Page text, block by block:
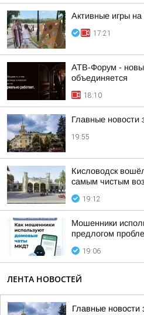
Активные игры на
17:21
АТВ-Форум -
объединяется
18:10
Главные новости
19:55
Кисловодск
самым чистым
19:12
Мошенники
предлогом
19:06
ЛЕНТА НОВОСТЕЙ
Главные новости